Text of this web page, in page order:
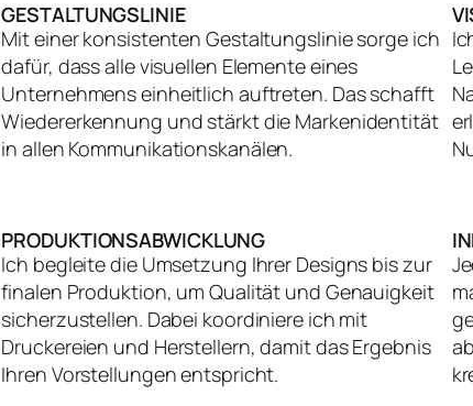
GESTALTUNGSLINIE
Mit einer konsistenten Gestaltungslinie sorge ich
dafür, dass alle visuellen Elemente eines
Unternehmens einheitlich auftreten. Das schafft
Wiedererkennung und stärkt die Markenidentität
in allen Kommunikationskanälen.
PRODUKTIONSABWICKLUNG
Ich begleite die Umsetzung Ihrer Designs bis zur
finalen Produktion, um Qualität und Genauigkeit
sicherzustellen. Dabei koordiniere ich mit
Druckereien und Herstellern, damit das Ergebnis
Ihren Vorstellungen entspricht.